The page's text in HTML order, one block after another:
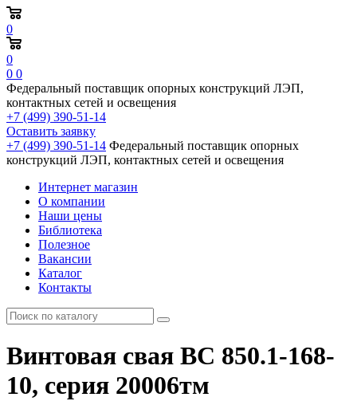
0
0
0 0
Федеральный поставщик опорных конструкций ЛЭП,
контактных сетей и освещения
+7 (499) 390-51-14
Оставить заявку
+7 (499) 390-51-14 Федеральный поставщик опорных
конструкций ЛЭП, контактных сетей и освещения
Интернет магазин
О компании
Наши цены
Библиотека
Полезное
Вакансии
Каталог
Контакты
Винтовая свая ВС 850.1-168-
10, серия 20006тм